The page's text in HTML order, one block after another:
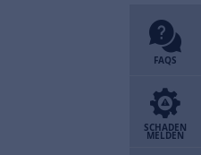
FAQS
SCHADEN
MELDEN